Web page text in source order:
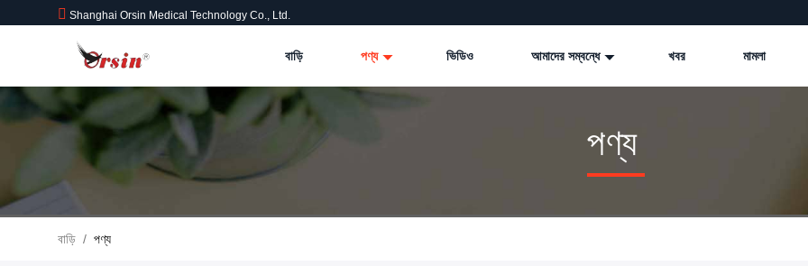
Shanghai Orsin Medical Technology Co., Ltd.
বাড়ি পণ্য ভিডিও আমাদের সম্বন্ধে খবর মামলা
পণ্য
বাড়ি / পণ্য